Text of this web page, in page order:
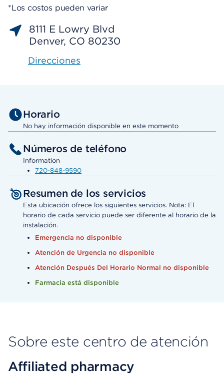
*Los costos pueden variar
8111 E Lowry Blvd
Denver, CO 80230
Direcciones
Horario
No hay información disponible en este momento
Números de teléfono
Information
720-848-9590
Resumen de los servicios
Esta ubicación ofrece los siguientes servicios. Nota: El
horario de cada servicio puede ser diferente al horario de la
instalación.
Emergencia no disponible
Atención de Urgencia no disponible
Atención Después Del Horario Normal no disponible
Farmacia está disponible
Sobre este centro de atención
Affiliated pharmacy